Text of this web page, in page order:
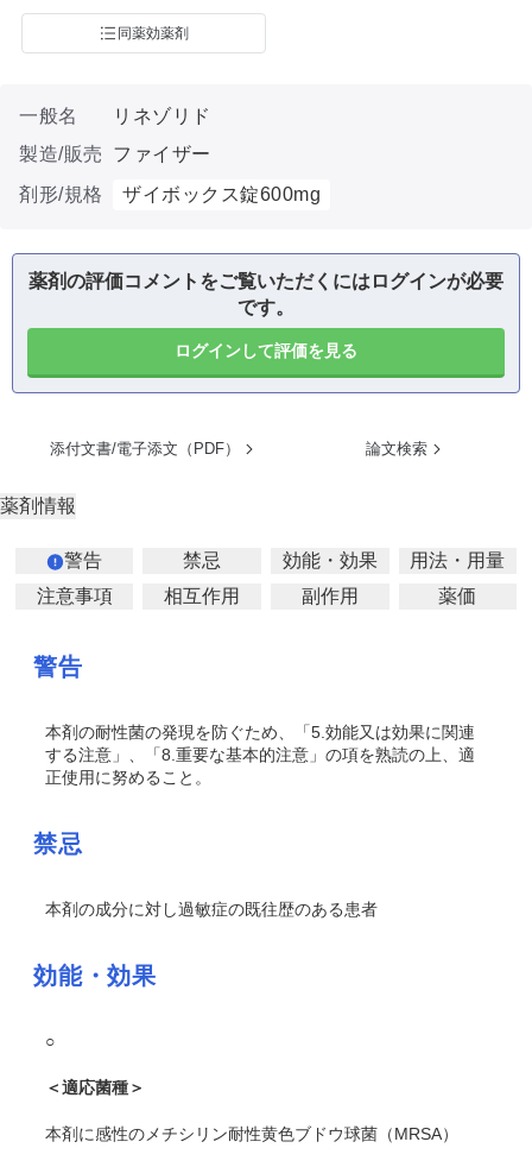
同薬効薬剤
一般名
リネゾリド
製造/販売
ファイザー
剤形/規格
ザイボックス錠600mg
薬剤の評価コメントをご覧いただくにはログインが必要
です。
ログインして評価を見る
添付文書/電子添文（PDF） 論文検索
薬剤情報
警告 禁忌 効能・効果
用法・用量
注意事項
相互作用 副作用 薬価
警告
本剤の耐性菌の発現を防ぐため、「5.効能又は効果に関連
する注意」、「8.重要な基本的注意」の項を熟読の上、適
正使用に努めること。
禁忌
本剤の成分に対し過敏症の既往歴のある患者
効能・効果
○
＜適応菌種＞
本剤に感性のメチシリン耐性黄色ブドウ球菌（MRSA）